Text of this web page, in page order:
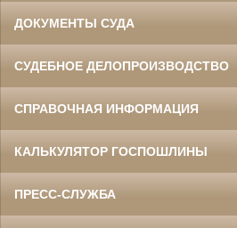
ДОКУМЕНТЫ СУДА
СУДЕБНОЕ ДЕЛОПРОИЗВОДСТВО
СПРАВОЧНАЯ ИНФОРМАЦИЯ
КАЛЬКУЛЯТОР ГОСПОШЛИНЫ
ПРЕСС-СЛУЖБА